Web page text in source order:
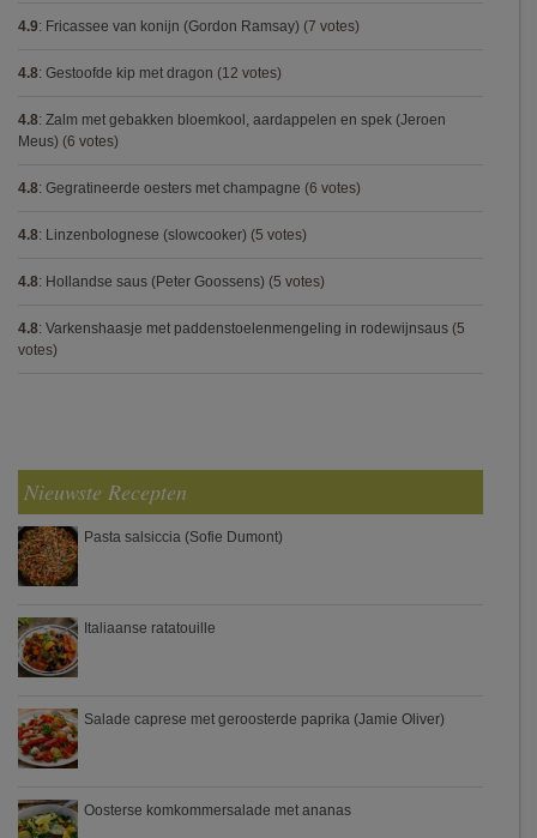
4.9: Fricassee van konijn (Gordon Ramsay) (7 votes)
4.8: Gestoofde kip met dragon (12 votes)
4.8: Zalm met gebakken bloemkool, aardappelen en spek (Jeroen
Meus) (6 votes)
4.8: Gegratineerde oesters met champagne (6 votes)
4.8: Linzenbolognese (slowcooker) (5 votes)
4.8: Hollandse saus (Peter Goossens) (5 votes)
4.8: Varkenshaasje met paddenstoelenmengeling in rodewijnsaus (5
votes)
Nieuwste Recepten
Pasta salsiccia (Sofie Dumont)
Italiaanse ratatouille
Salade caprese met geroosterde paprika (Jamie Oliver)
Oosterse komkommersalade met ananas